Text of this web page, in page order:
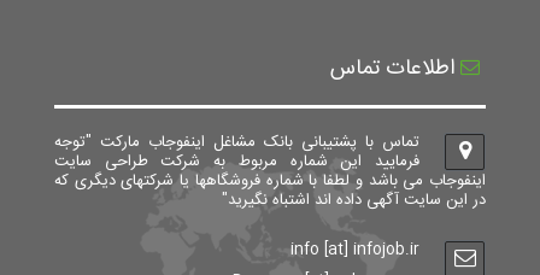
اطلاعات تماس
تماس با پشتیبانی بانک مشاغل اینفوجاب مارکت "توجه
فرمایید این شماره مربوط به شرکت طراحی سایت
اینفوجاب می باشد و لطفا با شماره فروشگاهها یا شرکتهای دیگری که
در این سایت آگهی داده اند اشتباه نگیرید"
info [at] infojob.ir